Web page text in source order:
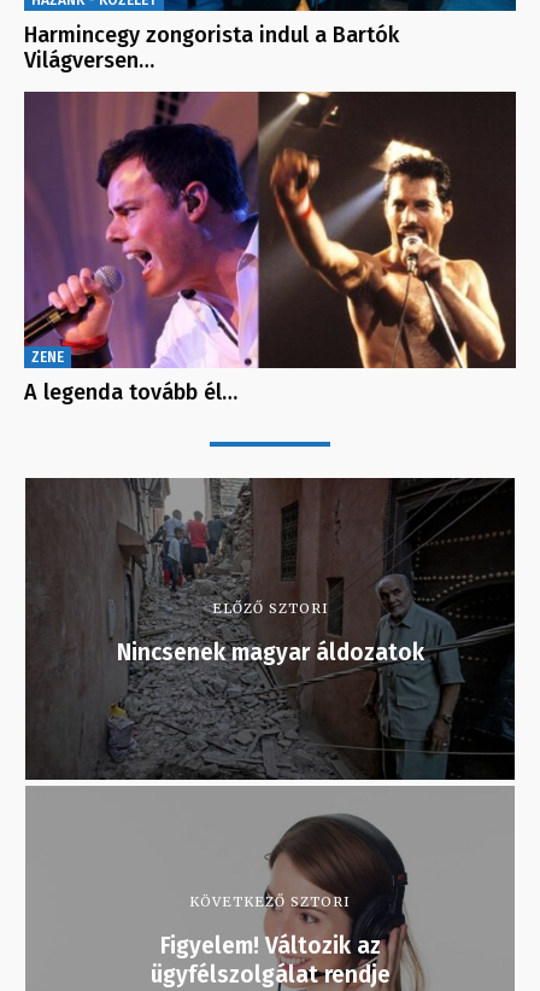
Harmincegy zongorista indul a Bartók
Világversen…
ZENE
A legenda tovább él…
ELŐZŐ SZTORI
Nincsenek magyar áldozatok
KÖVETKEZŐ SZTORI
Figyelem! Változik az
ügyfélszolgálat rendje